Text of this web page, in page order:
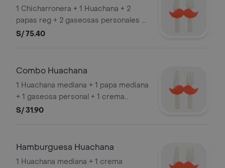
1 Chicharronera + 1 Huachana + 2
papas reg + 2 gaseosas personales +
2 salsas chorreo.
S/ 75.40
Combo Huachana
1 Huachana mediana + 1 papa mediana
+ 1 gaseosa personal + 1 crema
chorreo
S/ 31.90
Hamburguesa Huachana
1 Huachana mediana + 1 crema